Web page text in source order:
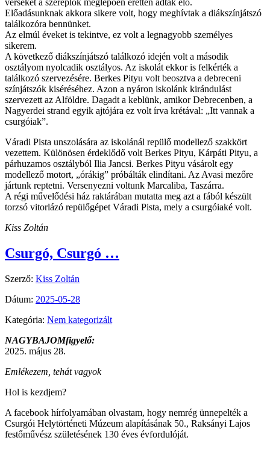
verseket a szereplők meglepően éretten adták elő.
Előadásunknak akkora sikere volt, hogy meghívtak a diákszínjátszó
találkozóra bennünket.
Az elmúl éveket is tekintve, ez volt a legnagyobb személyes
sikerem.
A következő diákszínjátszó találkozó idején volt a második
osztályom nyolcadik osztályos. Az iskolát ekkor is felkérték a
találkozó szervezésére. Berkes Pityu volt beosztva a debreceni
színjátszók kiséréséhez. Azon a nyáron iskolánk kirándulást
szervezett az Alföldre. Dagadt a keblünk, amikor Debrecenben, a
Nagyerdei strand egyik ajtójára ez volt írva krétával: „Itt vannak a
csurgóiak”.
Váradi Pista unszolására az iskolánál repülő modellező szakkört
vezettem. Különösen érdeklődő volt Berkes Pityu, Kárpáti Pityu, a
párhuzamos osztályból Ilia Jancsi. Berkes Pityu vásárolt egy
modellező motort, „órákig” próbálták elindítani. Az Avasi mezőre
jártunk reptetni. Versenyezni voltunk Marcaliba, Taszárra.
A régi művelődési ház raktárában mutatta meg azt a fából készült
torzsó vitorlázó repülőgépet Váradi Pista, mely a csurgóiaké volt.
Kiss Zoltán
Csurgó, Csurgó …
Szerző: Kiss Zoltán
Dátum: 2025-05-28
Kategória: Nem kategorizált
NAGYBAJOMfigyelő:
2025. május 28.
Emlékezem, tehát vagyok
Hol is kezdjem?
A facebook hírfolyamában olvastam, hogy nemrég ünnepelték a
Csurgói Helytörténeti Múzeum alapításának 50., Raksányi Lajos
festőművész születésének 130 éves évfordulóját.